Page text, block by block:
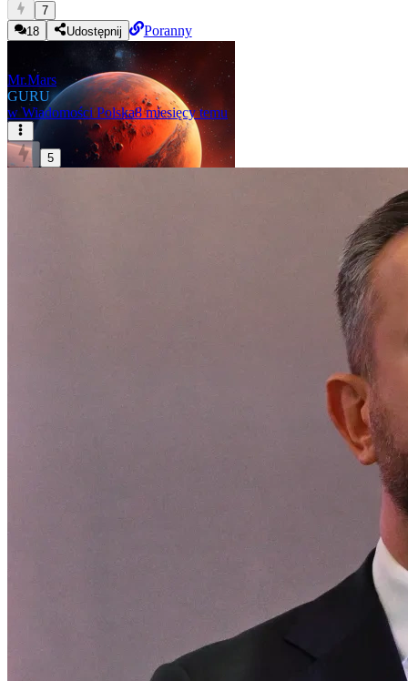
7
18
Udostępnij Poranny
Mr.Mars
GURU
w Wiadomości Polska8 miesięcy temu
5